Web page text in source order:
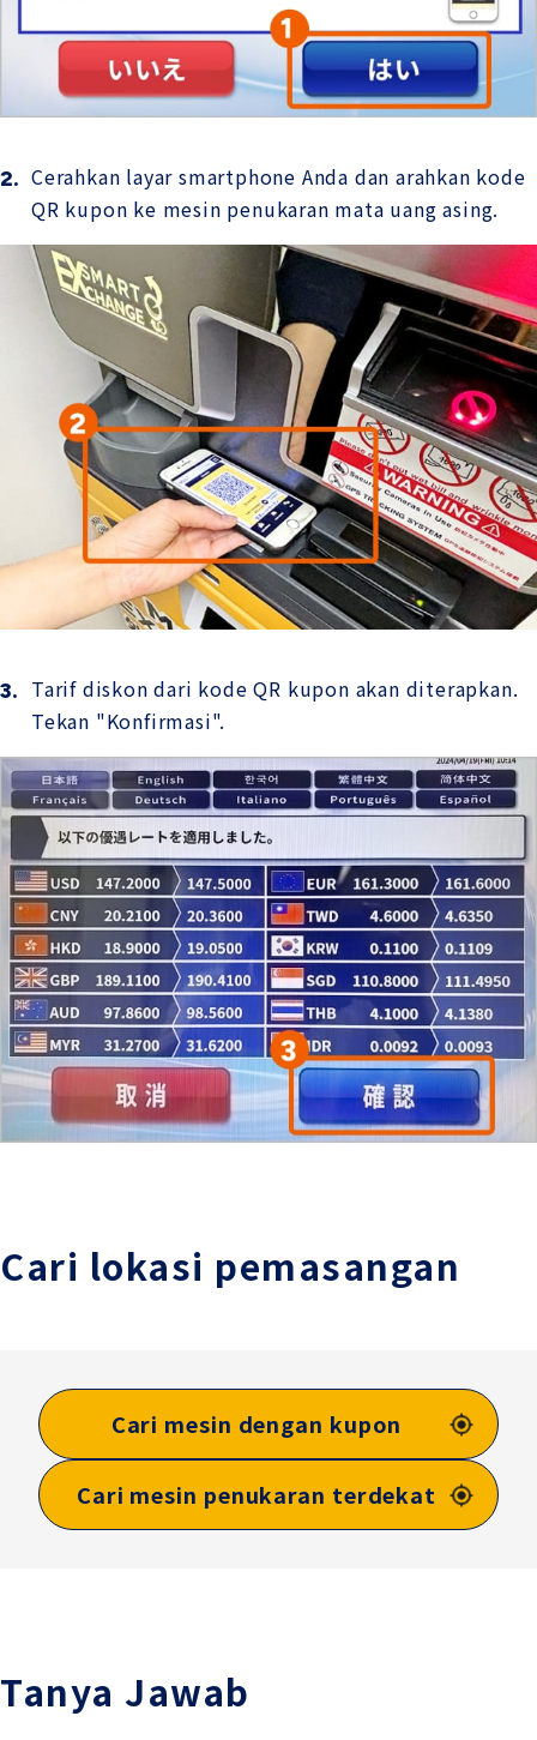
Cerahkan layar smartphone Anda dan arahkan kode
QR kupon ke mesin penukaran mata uang asing.
Tarif diskon dari kode QR kupon akan diterapkan.
Tekan "Konfirmasi".
Cari lokasi pemasangan
Cari mesin dengan kupon
Cari mesin penukaran terdekat
Tanya Jawab